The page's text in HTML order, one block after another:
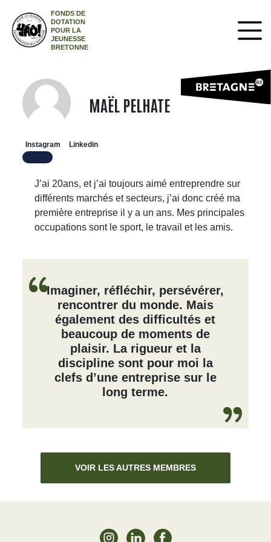
FONDS DE
DOTATION
POUR LA
JEUNESSE
BRETONNE
MAËL PELHATE
Instagram Linkedin
J’ai 20ans, et j’ai toujours aimé entreprendre sur
différents marchés et secteurs, j’ai donc créé ma
première entreprise il y a un ans. Mes principales
occupations sont le sport, le travail et les amis.
Imaginer, réfléchir, persévérer,
rencontrer du monde. Mais
également des difficultés et
beaucoup de moments de
plaisir. La rigueur et la
discipline sont pour moi la
clefs d’une entreprise sur le
long terme.
VOIR LES AUTRES MEMBRES